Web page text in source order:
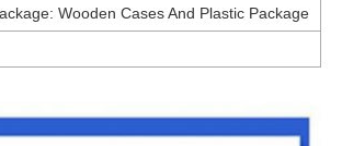
Wooden Cases And Plastic Package